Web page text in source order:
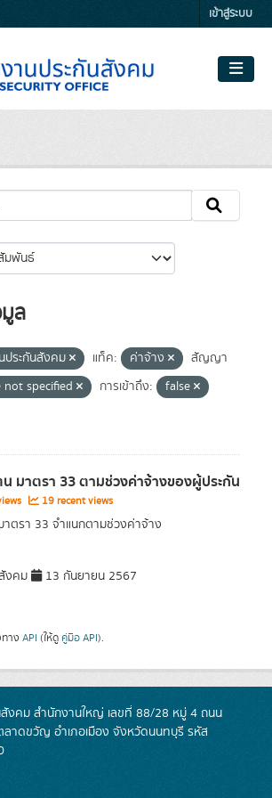
เข้าสู่ระบบ
ล
ประกันสังคม แท็ค: ค่าจ้าง
สัญญา
not specified การเข้าถึง:
false
มาตรา 33 ตามช่วงค่าจ้างของผู้ประกัน
19 recent views
ตรา 33 จำแนกตามช่วงค่าจ้าง
งคม 13 กันยายน 2567
าง API (ให้ดู คู่มือ API).
งคม สำนักงานใหญ่ เลขที่ 88/28 หมู่ 4 ถนน
าดขวัญ อำเภอเมือง จังหวัดนนทบุรี รหัส